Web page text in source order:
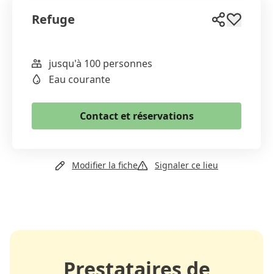
Refuge
WhatsApp
Email
Copier le lien
jusqu'à 100 personnes
Eau courante
Contact et réservations
Email
Modifier la fiche Signaler ce lieu